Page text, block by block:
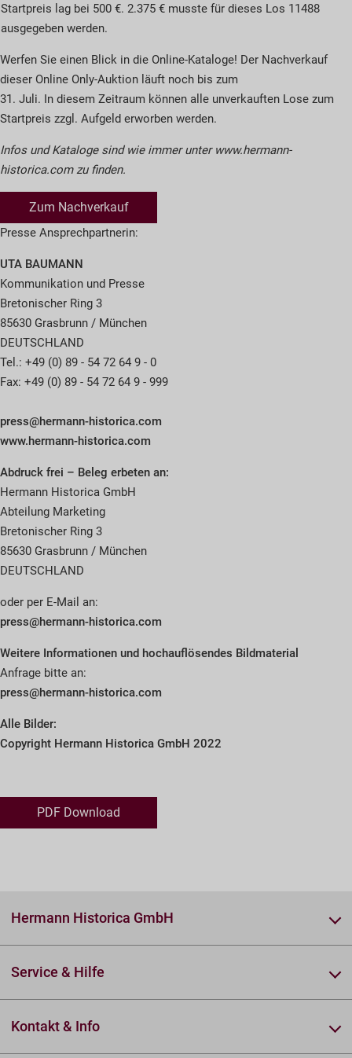
Startpreis lag bei 500 €. 2.375 € musste für dieses Los 11488
ausgegeben werden.
Werfen Sie einen Blick in die Online-Kataloge! Der Nachverkauf
dieser Online Only-Auktion läuft noch bis zum
31. Juli. In diesem Zeitraum können alle unverkauften Lose zum
Startpreis zzgl. Aufgeld erworben werden.
Infos und Kataloge sind wie immer unter www.hermann-
historica.com zu finden.
Zum Nachverkauf
Presse Ansprechpartnerin:
UTA BAUMANN
Kommunikation und Presse
Bretonischer Ring 3
85630 Grasbrunn / München
DEUTSCHLAND
Tel.: +49 (0) 89 - 54 72 64 9 - 0
Fax: +49 (0) 89 - 54 72 64 9 - 999
press@hermann-historica.com
www.hermann-historica.com
Abdruck frei – Beleg erbeten an:
Hermann Historica GmbH
Abteilung Marketing
Bretonischer Ring 3
85630 Grasbrunn / München
DEUTSCHLAND
oder per E-Mail an:
press@hermann-historica.com
Weitere Informationen und hochauflösendes Bildmaterial
Anfrage bitte an:
press@hermann-historica.com
Alle Bilder:
Copyright Hermann Historica GmbH 2022
PDF Download
Hermann Historica GmbH
Service & Hilfe
Kontakt & Info